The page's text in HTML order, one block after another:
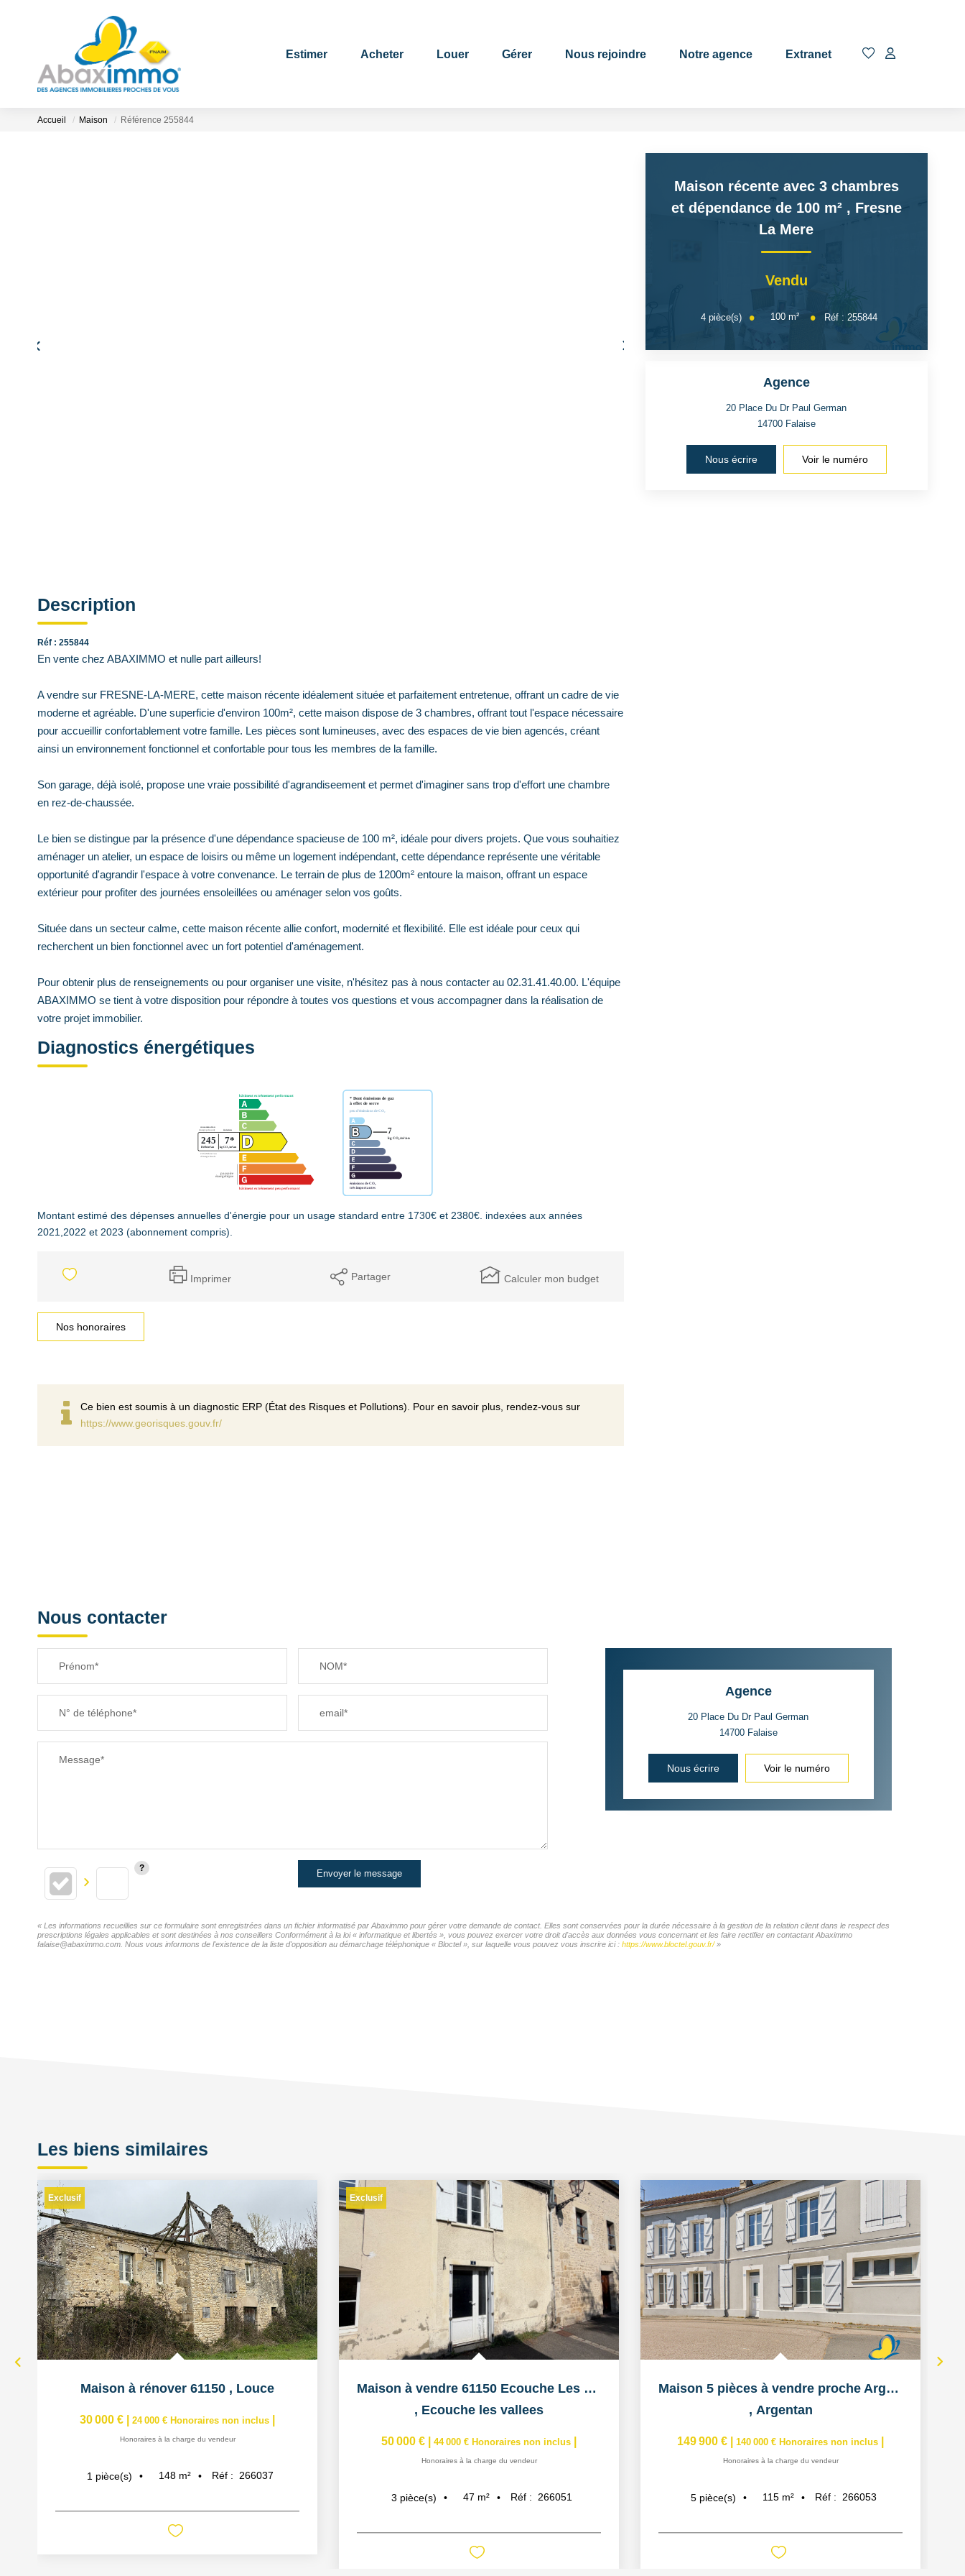
Estimer Acheter Louer Gérer Nous rejoindre Notre agence Extranet
Accueil Maison Référence 255844
Description
Réf : 255844
En vente chez ABAXIMMO et nulle part ailleurs!
A vendre sur FRESNE-LA-MERE, cette maison récente idéalement située et parfaitement entretenue, offrant un cadre de vie
moderne et agréable. D'une superficie d'environ 100m², cette maison dispose de 3 chambres, offrant tout l'espace nécessaire
pour accueillir confortablement votre famille. Les pièces sont lumineuses, avec des espaces de vie bien agencés, créant
ainsi un environnement fonctionnel et confortable pour tous les membres de la famille.
Son garage, déjà isolé, propose une vraie possibilité d'agrandiseement et permet d'imaginer sans trop d'effort une chambre
en rez-de-chaussée.
Le bien se distingue par la présence d'une dépendance spacieuse de 100 m², idéale pour divers projets. Que vous souhaitiez
aménager un atelier, un espace de loisirs ou même un logement indépendant, cette dépendance représente une véritable
opportunité d'agrandir l'espace à votre convenance. Le terrain de plus de 1200m² entoure la maison, offrant un espace
extérieur pour profiter des journées ensoleillées ou aménager selon vos goûts.
Située dans un secteur calme, cette maison récente allie confort, modernité et flexibilité. Elle est idéale pour ceux qui
recherchent un bien fonctionnel avec un fort potentiel d'aménagement.
Pour obtenir plus de renseignements ou pour organiser une visite, n'hésitez pas à nous contacter au 02.31.41.40.00. L'équipe
ABAXIMMO se tient à votre disposition pour répondre à toutes vos questions et vous accompagner dans la réalisation de
votre projet immobilier.
Diagnostics énergétiques
Montant estimé des dépenses annuelles d'énergie pour un usage standard entre 1730€ et 2380€. indexées aux années
2021,2022 et 2023 (abonnement compris).
Imprimer Partager Calculer mon budget
Nos honoraires
Ce bien est soumis à un diagnostic ERP (État des Risques et Pollutions). Pour en savoir plus, rendez-vous sur
https://www.georisques.gouv.fr/
Maison récente avec 3 chambres
et dépendance de 100 m² , Fresne
La Mere
Vendu
4pièce(s) 100m² Réf : 255844
Agence
20 Place Du Dr Paul German
14700 Falaise
Nous écrire Voir le numéro
Nous contacter
Prénom* NOM*
N° de téléphone* email*
Message*
Envoyer le message
Agence
20 Place Du Dr Paul German
14700 Falaise
Nous écrire Voir le numéro
« Les informations recueillies sur ce formulaire sont enregistrées dans un fichier informatisé par Abaximmo pour gérer votre demande de contact. Elles sont conservées pour la durée nécessaire à la gestion de la relation client dans le respect des
prescriptions légales applicables et sont destinées à nos conseillers Conformément à la loi « informatique et libertés », vous pouvez exercer votre droit d'accès aux données vous concernant et les faire rectifier en contactant Abaximmo
falaise@abaximmo.com. Nous vous informons de l'existence de la liste d'opposition au démarchage téléphonique « Bloctel », sur laquelle vous pouvez vous inscrire ici : https://www.bloctel.gouv.fr/»
Les biens similaires
Exclusif
Maison à rénover 61150 , Louce
30 000 € 24 000 € Honoraires non inclus
Honoraires à la charge du vendeur
1 pièce(s) 148 m² Réf : 266037
Exclusif
Maison à vendre 61150 Ecouche Les Vallees
, Ecouche les vallees
50 000 € 44 000 € Honoraires non inclus
Honoraires à la charge du vendeur
3 pièce(s) 47 m² Réf : 266051
Maison 5 pièces à vendre proche Argentan 61200
, Argentan
149 900 € 140 000 € Honoraires non inclus
Honoraires à la charge du vendeur
5 pièce(s) 115 m² Réf : 266053